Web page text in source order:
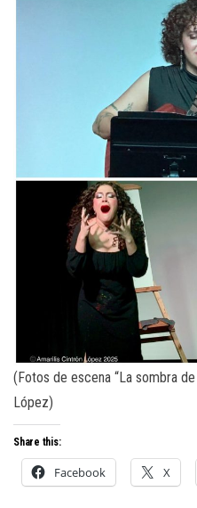
(Fotos de escena “La sombra
López)
Share this:
Facebook X